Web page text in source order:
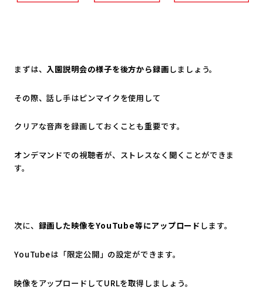
まずは、 入園説明会の様子を後方から録画 しましょう。
その際、話し手はピンマイクを使用して
クリアな音声を録画しておくことも重要です。
オンデマンドでの視聴者が、ストレスなく聞くことができま
す。
次に、 録画した映像をYouTube等にアップロード します。
YouTubeは「限定公開」の設定ができます。
映像をアップロードしてURLを取得しましょう。